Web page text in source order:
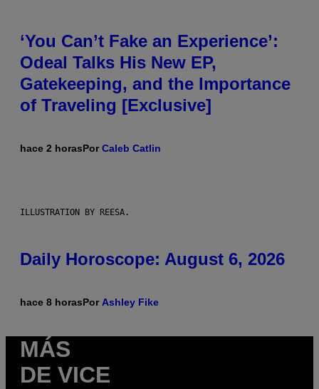
‘You Can’t Fake an Experience’:
Odeal Talks His New EP,
Gatekeeping, and the Importance
of Traveling [Exclusive]
hace 2 horasPorCaleb Catlin
ILLUSTRATION BY REESA.
Daily Horoscope: August 6, 2026
hace 8 horasPor Ashley Fike
MÁS
DE VICE